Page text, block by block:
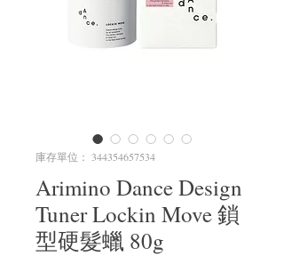
庫存單位： 344354657534
Arimino Dance Design
Tuner Lockin Move 鎖
型硬髮蠟 80g